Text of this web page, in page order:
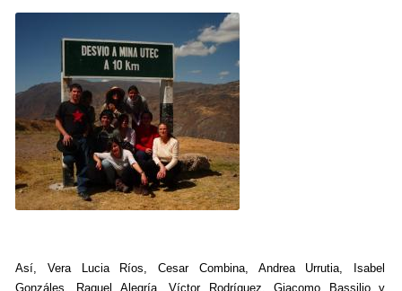
Así, Vera Lucia Ríos, Cesar Combina, Andrea Urrutia, Isabel
Gonzáles, Raquel Alegría, Víctor Rodríguez, Giacomo Bassilio y